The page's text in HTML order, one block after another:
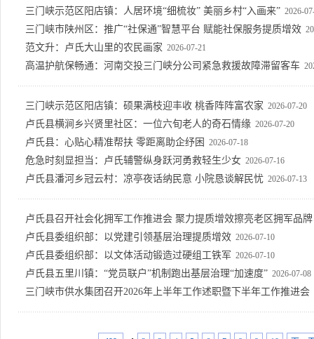
三门峡示范区阳店镇：人居环境“细梳妆” 美丽乡村“入画来” 2026-
三门峡市陕州区：推广“社保通”智慧平台 赋能社保服务提质增效
范文升：卢氏大山里的农民画家 2026-07-21
高温护航保畅通：河南交投三门峡分公司紧急救援故障滞留客车
三门峡示范区阳店镇：硕果满枝迎丰收 桃香阵阵富农家 2026-07-20
卢氏县横涧乡兴贤里社区：一位六旬老人的奇石情缘 2026-07-20
卢氏县：心贴心精准帮扶 零距离助企纾困 2026-07-18
危急时刻显担当：卢氏辅警纵身跃河勇救轻生少女 2026-07-16
卢氏县潘河乡冠云村：凉亭夜话纳民意 小院恳谈解民忧 2026-07-13
卢氏县召开社会化拥军工作推进会 聚力提质增效擦亮老区拥军品牌
卢氏县委组织部：以党建引领基层治理提质增效 2026-07-10
卢氏县委组织部：以文体活动锻造过硬组工铁军 2026-07-10
卢氏县五里川镇：“党员联户”机制跑出基层治理“加速度” 2026-07-08
三门峡市供水集团召开2026年上半年工作述职暨下半年工作推进会